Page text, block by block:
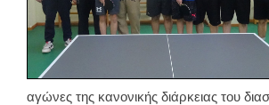
αγώνες της κανονικής διάρκειας του